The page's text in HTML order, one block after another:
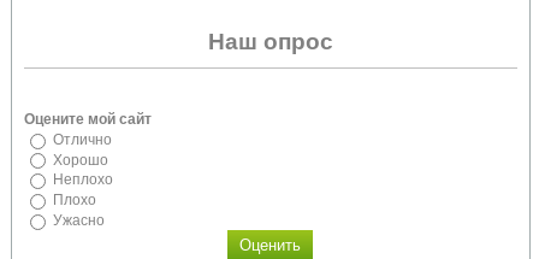
Наш опрос
Оцените мой сайт
Отлично
Хорошо
Неплохо
Плохо
Ужасно